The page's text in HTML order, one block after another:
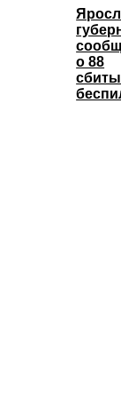
о 88